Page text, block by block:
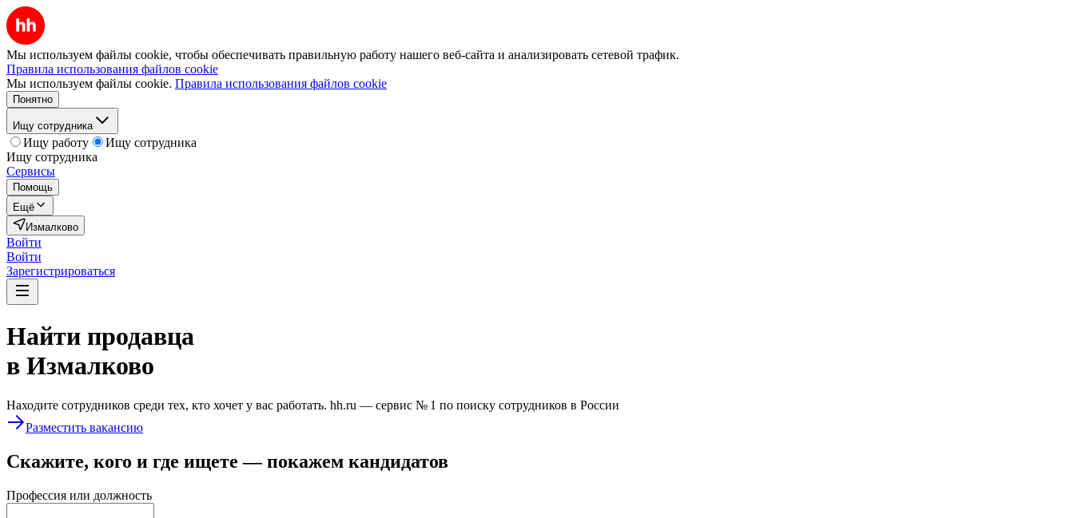
Мы используем файлы cookie, чтобы обеспечивать правильную работу нашего веб-сайта и анализировать сетевой трафик.
Правила использования файлов cookie
Мы используем файлы cookie. Правила использования файлов cookie
Понятно
Ищу сотрудника
Ищу работу
Ищу сотрудника
Ищу сотрудника
Сервисы
Помощь
Ещё
Измалково
Войти
Войти
Зарегистрироваться
Найти продавца
в Измалково
Находите сотрудников среди тех, кто хочет у вас работать. hh.ru — сервис № 1 по поиску сотрудников в России
Разместить вакансию
Скажите, кого и где ищете — покажем кандидатов
Профессия или должность